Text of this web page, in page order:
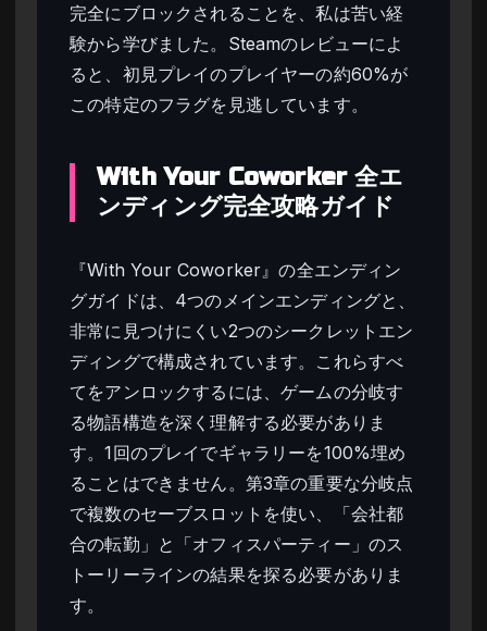
完全にブロックされることを、私は苦い経
験から学びました。Steamのレビューによ
ると、初見プレイのプレイヤーの約60%が
この特定のフラグを見逃しています。
With Your Coworker 全エ
ンディング完全攻略ガイド
『With Your Coworker』の全エンディン
グガイドは、4つのメインエンディングと、
非常に見つけにくい2つのシークレットエン
ディングで構成されています。これらすべ
てをアンロックするには、ゲームの分岐す
る物語構造を深く理解する必要がありま
す。1回のプレイでギャラリーを100%埋め
ることはできません。第3章の重要な分岐点
で複数のセーブスロットを使い、「会社都
合の転勤」と「オフィスパーティー」のス
トーリーラインの結果を探る必要がありま
す。